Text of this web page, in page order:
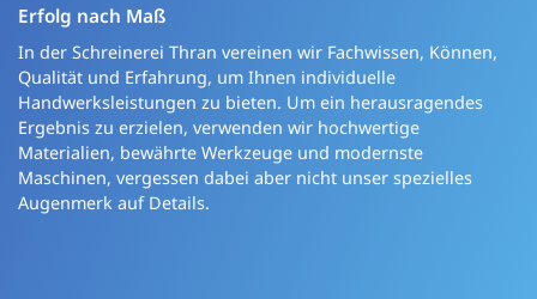
Erfolg nach Maß
In der Schreinerei Thran vereinen wir Fachwissen, Können,
Qualität und Erfahrung, um Ihnen individuelle
Handwerksleistungen zu bieten. Um ein herausragendes
Ergebnis zu erzielen, verwenden wir hochwertige
Materialien, bewährte Werkzeuge und modernste
Maschinen, vergessen dabei aber nicht unser spezielles
Augenmerk auf Details.